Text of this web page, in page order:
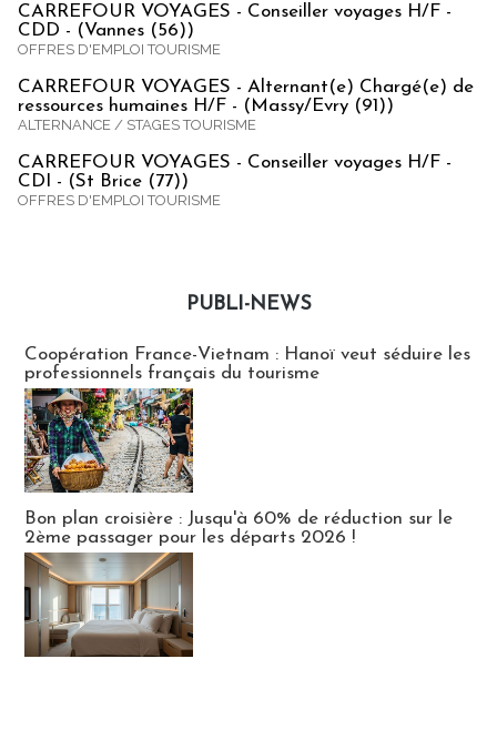
CARREFOUR VOYAGES - Conseiller voyages H/F -
CDD - (Vannes (56))
OFFRES D'EMPLOI TOURISME
CARREFOUR VOYAGES - Alternant(e) Chargé(e) de
ressources humaines H/F - (Massy/Evry (91))
ALTERNANCE / STAGES TOURISME
CARREFOUR VOYAGES - Conseiller voyages H/F -
CDI - (St Brice (77))
OFFRES D'EMPLOI TOURISME
PUBLI-NEWS
Coopération France-Vietnam : Hanoï veut séduire les
professionnels français du tourisme
Bon plan croisière : Jusqu'à 60% de réduction sur le
2ème passager pour les départs 2026 !